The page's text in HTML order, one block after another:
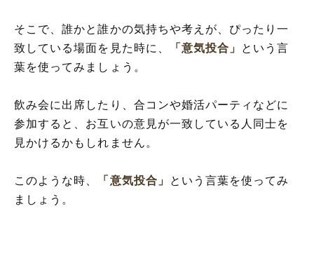
そこで、誰かと誰かの気持ちや考えが、ぴったり一
致している場面を見た時に、
「意気投合」
という言
葉を使ってみましょう。
飲み会に出席したり、合コンや婚活パーティなどに
参加すると、お互いの意見が一致している人同士を
見かけるかもしれません。
このような時、 「意気投合」
という言葉を使ってみ
ましょう。